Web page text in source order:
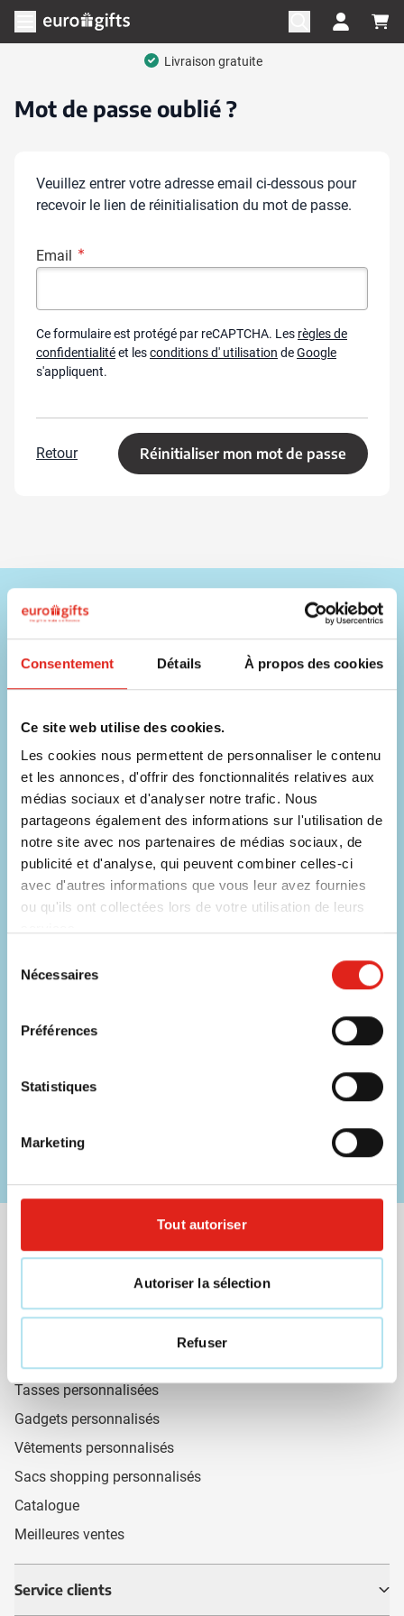
Consentement Détails À propos des cookies
Ce site web utilise des cookies.
Les cookies nous permettent de personnaliser le contenu
et les annonces, d'offrir des fonctionnalités relatives aux
médias sociaux et d'analyser notre trafic. Nous
partageons également des informations sur l'utilisation de
notre site avec nos partenaires de médias sociaux, de
publicité et d'analyse, qui peuvent combiner celles-ci
avec d'autres informations que vous leur avez fournies
ou qu'ils ont collectées lors de votre utilisation de leurs
Nécessaires
Préférences
Statistiques
Marketing
Tout autoriser
Autoriser la sélection
Refuser
Aller au contenu
Ouvrir le menu
Livraison gratuite
Mot de passe oublié ?
Veuillez entrer votre adresse email ci-dessous pour
recevoir le lien de réinitialisation du mot de passe.
Email
Ce formulaire est protégé par reCAPTCHA. Les règles de
confidentialitéet lesconditions d' utilisation deGoogle
s'appliquent.
Réinitialiser mon mot de passe
Retour
Besoin d'aide ?
Nos commerciaux sont disponibles sur les coordonnées ci-
dessous !
056 31 39 91
Chat
Contacter un collaborateur
E-mail
info@eurogifts.be
FAQ
Voir les questions fréquentes
Saisissez votre email
Ce formulaire est protégé par reCAPTCHA. Les
€ 25,- de réduction sur votre prochaine commande*
Cadeaux du mois 🎁
Stylos personnalisés
Tasses personnalisées
Gadgets personnalisés
Vêtements personnalisés
Sacs shopping personnalisés
Catalogue
Meilleures ventes
Service clients